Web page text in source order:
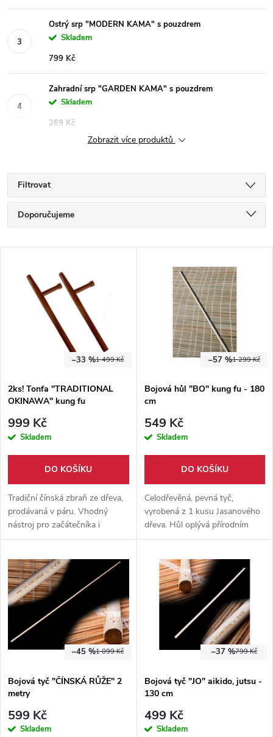
Ostrý srp "MODERN KAMA" s pouzdrem
Skladem
799 Kč
Zahradní srp "GARDEN KAMA" s pouzdrem
Skladem
269 Kč
Zobrazit více produktů
Filtrovat
Ř
a
p
r
o
d
u
k
t
ů
Doporučujeme
Nejprodávanější
Abecedně
s
p
r
d
u
k
t
ů
1 499 Kč
–33 %
2ks! Tonfa "TRADITIONAL
OKINAWA" kung fu
999 Kč
Skladem
DO KOŠÍKU
Tradiční čínská zbraň ze dřeva,
prodávaná v páru. Vhodný
nástroj pro začátečníka i
pokročilého. Plně funkční a
1 299 Kč
–57 %
Bojová hůl "BO" kung fu - 180
cm
549 Kč
Skladem
DO KOŠÍKU
Celodřevěná, pevná tyč,
vyrobená z 1 kusu Jasanového
dřeva. Hůl oplývá přírodním
tvarem a pevně padne do ruky.
i kontaktní boj.
1 099 Kč
–45 %
Bojová tyč "ČÍNSKÁ RŮŽE" 2
metry
599 Kč
Skladem
799 Kč
–37 %
Bojová tyč "JO" aikido, jutsu -
130 cm
499 Kč
Skladem